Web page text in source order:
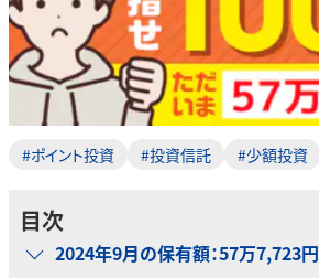
#ポイント投資 #投資信託 #少額投資
目次
2024年9月の保有額：57万7,723円